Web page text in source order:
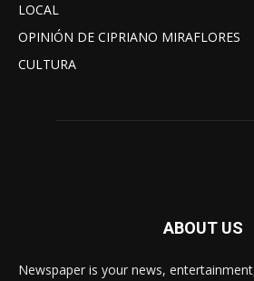
LOCAL
OPINIÓN DE CIPRIANO MIRAFLORES
CULTURA
ABOUT US
Newspaper is your news,